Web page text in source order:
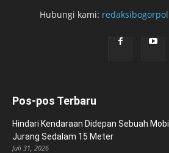
Hubungi kami:
Pos-pos Terbaru
Hindari Kendaraan Didepan Sebuah
Jurang Sedalam 15 Meter
Juli 31, 2026